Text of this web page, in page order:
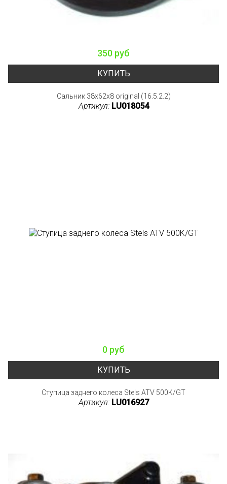
350 руб
КУПИТЬ
Сальник 38x62x8 original (16.5.2.2)
Артикул: LU018054
0 руб
КУПИТЬ
Ступица заднего колеса Stels ATV 500K/GT
Артикул: LU016927